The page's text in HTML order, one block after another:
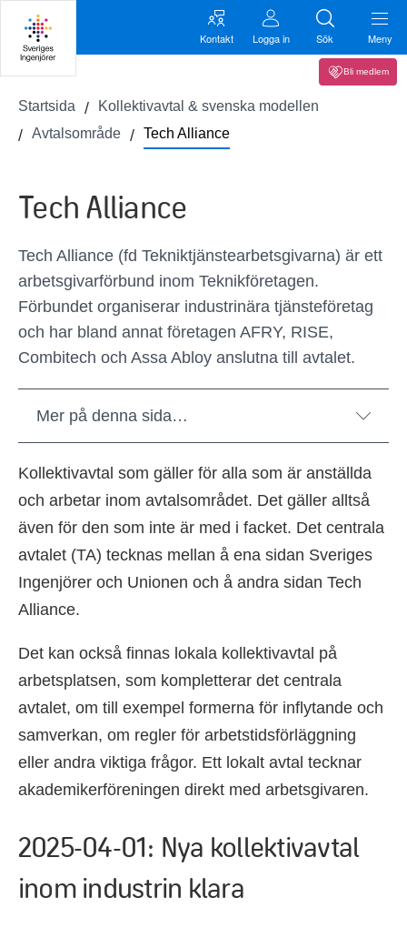
Kontakt Logga in Sök Meny
Bli medlem
Startsida
Kollektivavtal & svenska modellen
Avtalsområde
Tech Alliance
Tech Alliance
Tech Alliance (fd Tekniktjänstearbetsgivarna) är ett
arbetsgivarförbund inom Teknikföretagen.
Förbundet organiserar industrinära tjänsteföretag
och har bland annat företagen AFRY, RISE,
Combitech och Assa Abloy anslutna till avtalet.
Mer på denna sida…
Kollektivavtal som gäller för alla som är anställda
och arbetar inom avtalsområdet. Det gäller alltså
även för den som inte är med i facket. Det centrala
avtalet (TA) tecknas mellan å ena sidan Sveriges
Ingenjörer och Unionen och å andra sidan Tech
Alliance.
Det kan också finnas lokala kollektivavtal på
arbetsplatsen, som kompletterar det centrala
avtalet, om till exempel formerna för inflytande och
samverkan, om regler för arbetstidsförläggning
eller andra viktiga frågor. Ett lokalt avtal tecknar
akademikerföreningen direkt med arbetsgivaren.
2025-04-01: Nya kollektivavtal
inom industrin klara